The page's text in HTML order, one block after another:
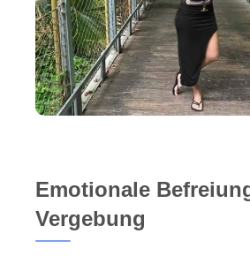
Emotionale
Vergebung